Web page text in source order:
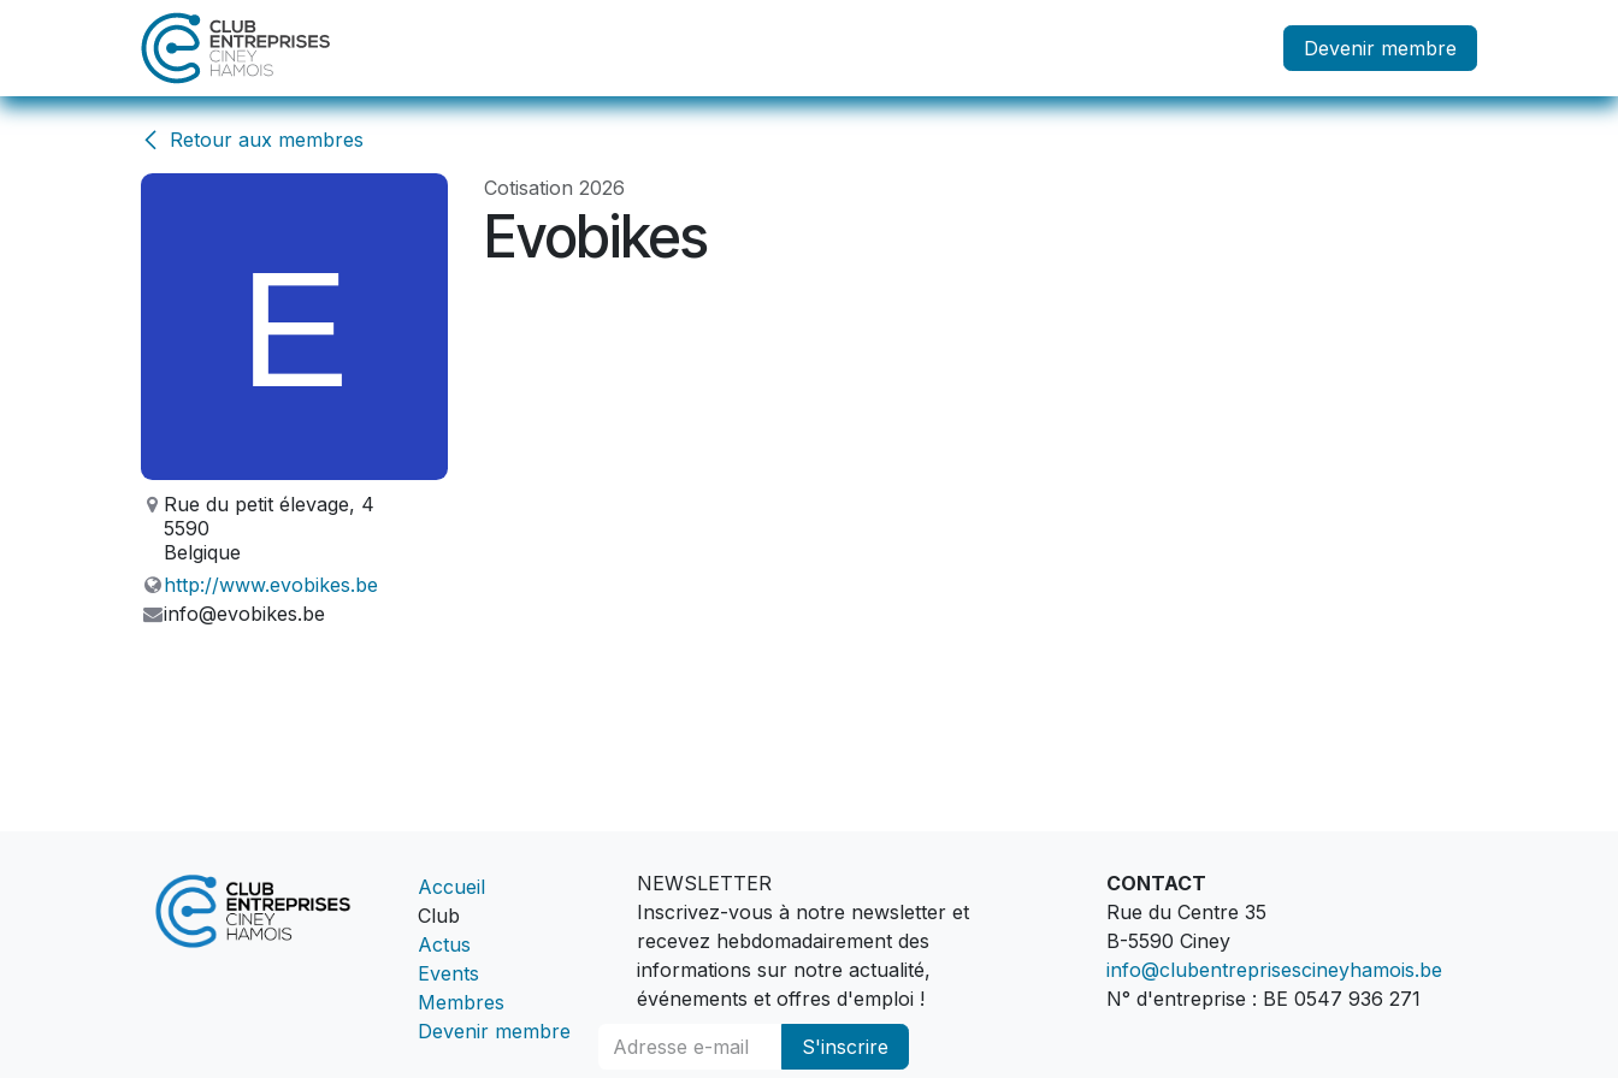
Se rendre au contenu
Devenir membre
Retour aux membres
Rue du petit élevage, 4
5590
Belgique
http://www.evobikes.be
info@evobikes.be
Cotisation 2026
Evobikes
Accueil
Club
Actus
Events
Membres
Devenir membre
NEWSLETTER
Inscrivez-vous à notre newsletter et
recevez hebdomadairement des
informations sur notre actualité,
événements et offres d'emploi !
CONTACT
Rue du Centre 35
B-5590 Ciney
info@clubentreprisescineyhamois.be
N° d'entreprise : BE 0547 936 271
S'inscrire